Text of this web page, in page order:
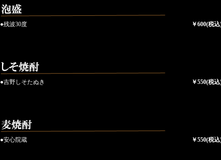
●残波30度 ￥600(税
●吉野しそたぬき ￥550(税
●安心院蔵 ￥550(税